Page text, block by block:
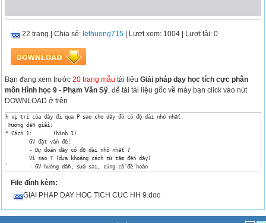
22 trang |Chia sẻ: lethuong715 | Lượt xem: 1004 | Lượt tải: 0
Bạn đang xem trước20 trang mẫu tài liệuGiải pháp dạy học tích cực phân
môn Hình học 9 - Phạm Văn Sỹ, để tải tài liệu gốc về máy bạn click vào nút
DOWNLOAD ở trên
h vị trí của dây đi qua P sao cho dây đó có độ dài nhỏ nhất.
Hướng dẫn giải:
* Cách 1: 	(hình 1)
	GV đặt vấn đề:
	Vì sao ? (dựa khoảng cách từ tâm đến dây)
`	- GV hướng dẫn, sửa sai, củng cố để hoàn
	Hướng dẫn giải:
	Gọi AB là dây vuông góc với OP tại P (hình 1)
	và CD là dây bất kì đi qua P (CD AB). Ta sẽ chứng minh CD > AB
	OH CD > AB (liên hệ dây và khoảng cách đến tâm)
File đính kèm:
GIAI PHAP DAY HOC TICH CUC HH 9.doc